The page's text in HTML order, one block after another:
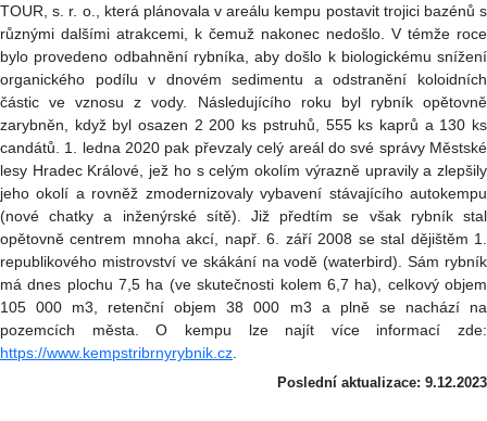
TOUR, s. r. o., která plánovala v areálu kempu postavit trojici bazénů s
různými dalšími atrakcemi, k čemuž nakonec nedošlo. V témže roce
bylo provedeno odbahnění rybníka, aby došlo k biologickému snížení
organického podílu v dnovém sedimentu a odstranění koloidních
částic ve vznosu z vody. Následujícího roku byl rybník opětovně
zarybněn, když byl osazen 2 200 ks pstruhů, 555 ks kaprů a 130 ks
candátů. 1. ledna 2020 pak převzaly celý areál do své správy Městské
lesy Hradec Králové, jež ho s celým okolím výrazně upravily a zlepšily
jeho okolí a rovněž zmodernizovaly vybavení stávajícího autokempu
(nové chatky a inženýrské sítě). Již předtím se však rybník stal
opětovně centrem mnoha akcí, např. 6. září 2008 se stal dějištěm 1.
republikového mistrovství ve skákání na vodě (waterbird). Sám rybník
má dnes plochu 7,5 ha (ve skutečnosti kolem 6,7 ha), celkový objem
105 000 m3, retenční objem 38 000 m3 a plně se nachází na
pozemcích města. O kempu lze najít více informací zde:
https://www.kempstribrnyrybnik.cz
Poslední aktualizace: 9.12.2023